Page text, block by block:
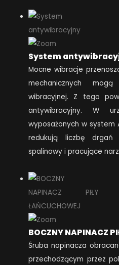
System
Mocne wibracje
mechanicznych
wibracyjnej. Z tego
antywibracyjny. W
wyposażonych w system
redukują liczbę drgań
spalinowy i pracujące
BOCZNY NAPINACZ
Śruba napinacza
przechodzącym przez